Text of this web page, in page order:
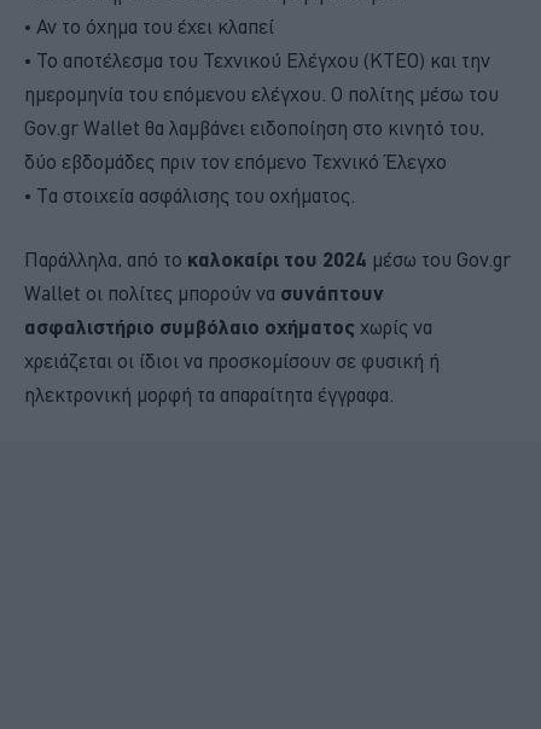
• Αν το όχημα του έχει κλαπεί
• Το αποτέλεσμα του Τεχνικού Ελέγχου (ΚΤΕΟ) και την
ημερομηνία του επόμενου ελέγχου. Ο πολίτης μέσω του
Gov.gr Wallet θα λαμβάνει ειδοποίηση στο κινητό του,
δύο εβδομάδες πριν τον επόμενο Τεχνικό Έλεγχο
• Τα στοιχεία ασφάλισης του οχήματος.
Παράλληλα, από το καλοκαίρι του 2024 μέσω του Gov.gr
Wallet οι πολίτες μπορούν να συνάπτουν
ασφαλιστήριο συμβόλαιο οχήματος χωρίς να
χρειάζεται οι ίδιοι να προσκομίσουν σε φυσική ή
ηλεκτρονική μορφή τα απαραίτητα έγγραφα.